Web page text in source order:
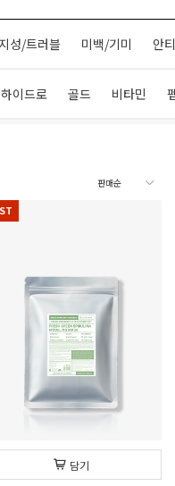
성/트러블 미백/기미 안
하이드로 골드 비타민
담기